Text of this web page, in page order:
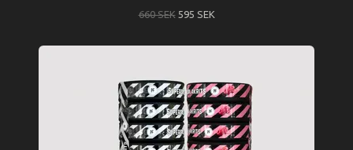
660 SEK 595 SEK